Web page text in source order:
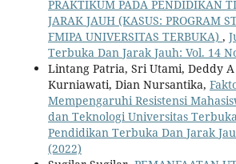
PRAKTIKUM PADA PENDIDIKAN
JARAK JAUH (KASUS: PROGRAM
FMIPA UNIVERSITAS TERBUKA) ,
Terbuka Dan Jarak Jauh: Vol. 14
Lintang Patria, Sri Utami, Deddy
Kurniawati, Dian Nursantika,
Mempengaruhi Resistensi
dan Teknologi Universitas Terbuka
Pendidikan Terbuka Dan Jarak
(2022)